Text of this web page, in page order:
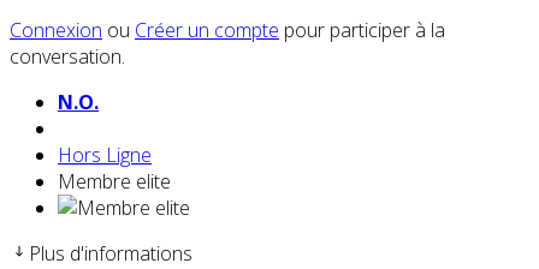
Connexion ou Créer un compte pour participer à la
conversation.
N.O.
Hors Ligne
Membre elite
Plus d'informations